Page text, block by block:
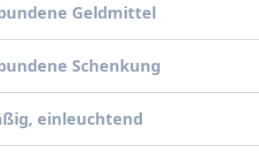
Geldmittel
Schenkung
einleuchtend